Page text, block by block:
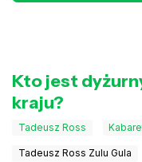
Kto jest
kraju?
Tadeusz Ross
Tadeusz Ross Zulu Gula